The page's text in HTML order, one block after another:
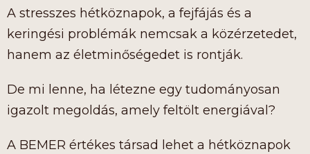
A stresszes hétköznapok, a fejfájás és a
keringési problémák nemcsak a közérzetedet,
hanem az életminőségedet is rontják.
De mi lenne, ha létezne egy tudományosan
igazolt megoldás, amely feltölt energiával?
A BEMER értékes társad lehet a hétköznapok